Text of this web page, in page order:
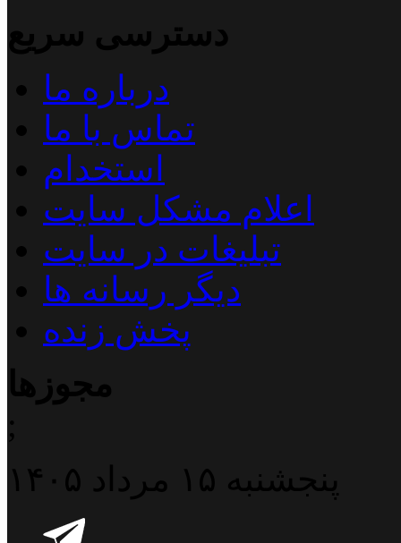
دسترسی سریع
درباره ما
تماس با ما
استخدام
اعلام مشکل سایت
تبلیغات در سایت
دیگر رسانه ها
پخش زنده
مجوزها
;
پنجشنبه ۱۵ مرداد ۱۴۰۵